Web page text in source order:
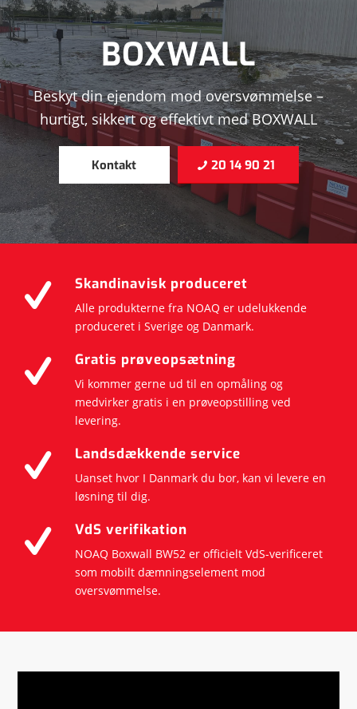
BOXWALL
Beskyt din ejendom mod oversvømmelse –
hurtigt, sikkert og effektivt med BOXWALL
Kontakt 20 14 90 21
Skandinavisk produceret
Alle produkterne fra NOAQ er udelukkende
produceret i Sverige og Danmark.
Gratis prøveopsætning
Vi kommer gerne ud til en opmåling og
medvirker gratis i en prøveopstilling ved
levering.
Landsdækkende service
Uanset hvor I Danmark du bor, kan vi levere en
løsning til dig.
VdS verifikation
NOAQ Boxwall BW52 er officielt VdS-verificeret
som mobilt dæmningselement mod
oversvømmelse.